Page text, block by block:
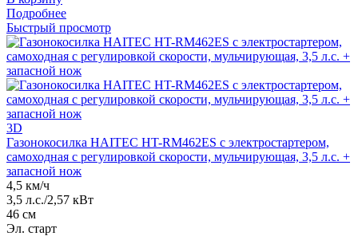
Подробнее
Быстрый просмотр
3D
Газонокосилка HAITEC HT-RM462ES с электростартером,
самоходная с регулировкой скорости, мульчирующая, 3,5 л.с. +
запасной нож
4,5 км/ч
3,5 л.с./2,57 кВт
46 см
Эл. старт